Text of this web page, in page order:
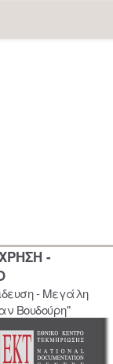
-
- Μεγάλη
Βουδούρη"